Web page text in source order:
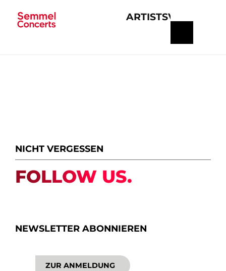
ARTISTS
NICHT VERGESSEN
FOLLOW US.
NEWSLETTER ABONNIEREN
ZUR ANMELDUNG